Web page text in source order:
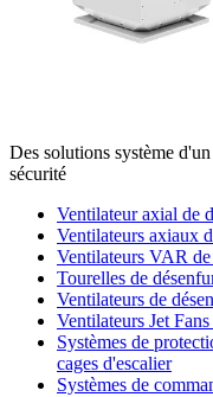
Des solutions système
sécurité
Ventilateur axial de
Ventilateurs axiaux
Ventilateurs VAR de
Tourelles de
Ventilateurs de
Ventilateurs Jet
Systèmes de
cages d'escalier
Systèmes de